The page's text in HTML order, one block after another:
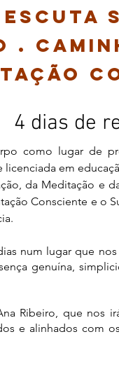
.
4 dias de
como lugar de
licenciada em
da Meditação e
Consciente e o
num lugar que
genuína,
Ribeiro, que nos
e alinhados com